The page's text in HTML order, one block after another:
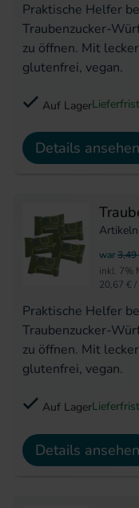
Praktische Helfer
Traubenzucker-
zu öffnen. Mit
glutenfrei, vegan.
Auf Lager
Details ansehen
Praktische Helfer
Traubenzucker-
zu öffnen. Mit
glutenfrei, vegan.
war3,49
inkl. 7%
20,67 €/
Auf Lager
Details ansehen